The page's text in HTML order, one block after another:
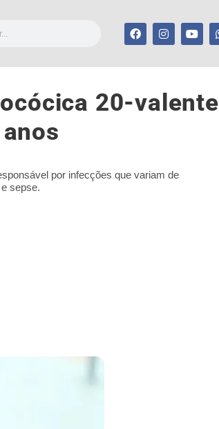
20-valente
por infecções que variam de
sepse.